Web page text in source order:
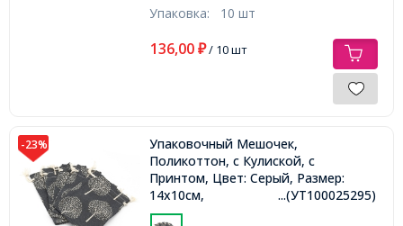
Упаковка: 10 шт
136,00 ₽/ 10 шт
-23%
Упаковочный Мешочек,
Поликоттон, с Кулиской, с
Принтом, Цвет: Серый, Размер:
14х10см,
...(УТ100025295)